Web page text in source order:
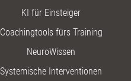
KI für Einsteiger
Coachingtools fürs Training
NeuroWissen
Systemische Interventionen